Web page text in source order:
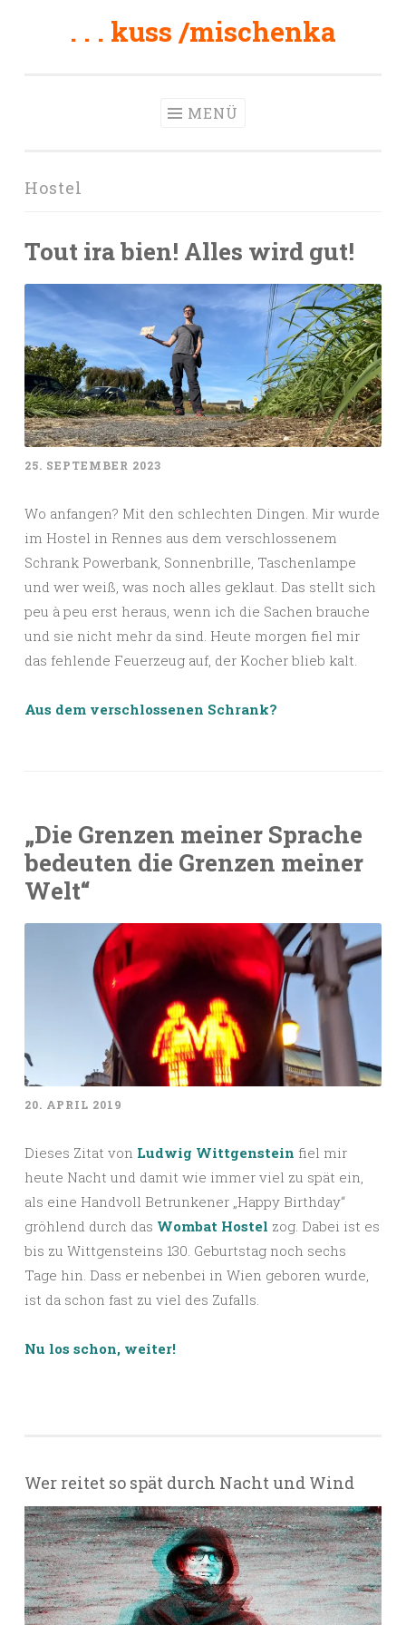
. . . kuss /mischenka
MENÜ
Hostel
Tout ira bien! Alles wird gut!
25. SEPTEMBER 2023
Wo anfangen? Mit den schlechten Dingen. Mir wurde
im Hostel in Rennes aus dem verschlossenem
Schrank Powerbank, Sonnenbrille, Taschenlampe
und wer weiß, was noch alles geklaut. Das stellt sich
peu à peu erst heraus, wenn ich die Sachen brauche
und sie nicht mehr da sind. Heute morgen fiel mir
das fehlende Feuerzeug auf, der Kocher blieb kalt.
Aus dem verschlossenen Schrank?
„Die Grenzen meiner Sprache
bedeuten die Grenzen meiner
Welt“
20. APRIL 2019
Dieses Zitat von Ludwig Wittgenstein fiel mir
heute Nacht und damit wie immer viel zu spät ein,
als eine Handvoll Betrunkener „Happy Birthday“
gröhlend durch das Wombat Hostel zog. Dabei ist es
bis zu Wittgensteins 130. Geburtstag noch sechs
Tage hin. Dass er nebenbei in Wien geboren wurde,
ist da schon fast zu viel des Zufalls.
Nu los schon, weiter!
Wer reitet so spät durch Nacht und Wind